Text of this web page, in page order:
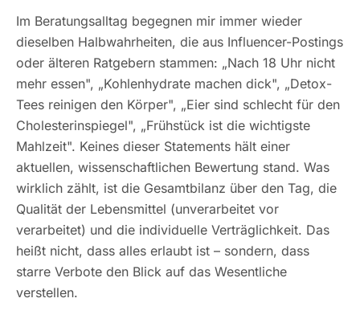
Im Beratungsalltag begegnen mir immer wieder
dieselben Halbwahrheiten, die aus Influencer-Postings
oder älteren Ratgebern stammen: „Nach 18 Uhr nicht
mehr essen", „Kohlenhydrate machen dick", „Detox-
Tees reinigen den Körper", „Eier sind schlecht für den
Cholesterinspiegel", „Frühstück ist die wichtigste
Mahlzeit". Keines dieser Statements hält einer
aktuellen, wissenschaftlichen Bewertung stand. Was
wirklich zählt, ist die Gesamtbilanz über den Tag, die
Qualität der Lebensmittel (unverarbeitet vor
verarbeitet) und die individuelle Verträglichkeit. Das
heißt nicht, dass alles erlaubt ist – sondern, dass
starre Verbote den Blick auf das Wesentliche
verstellen.